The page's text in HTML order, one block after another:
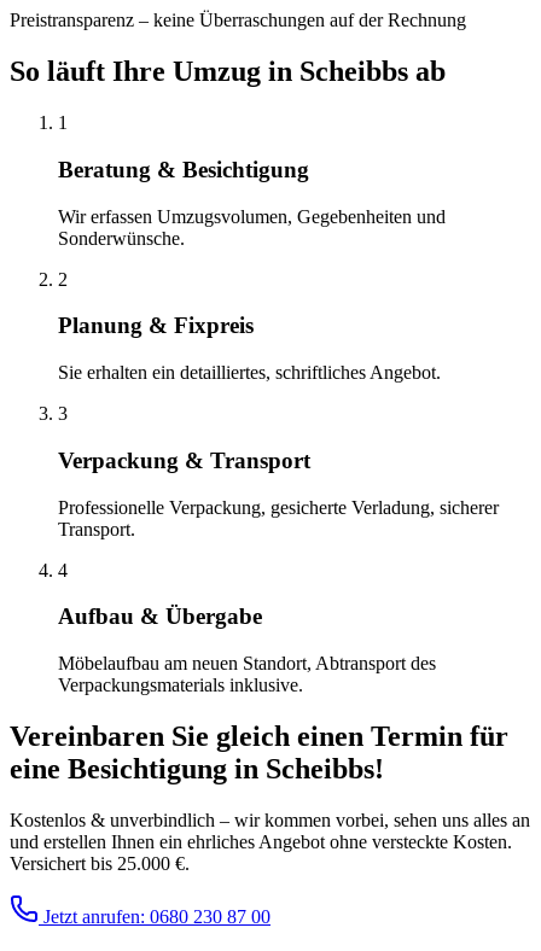
Preistransparenz – keine Überraschungen auf der Rechnung
So läuft Ihre Umzug in Scheibbs ab
1
Beratung & Besichtigung
Wir erfassen Umzugsvolumen, Gegebenheiten und
Sonderwünsche.
2
Planung & Fixpreis
Sie erhalten ein detailliertes, schriftliches Angebot.
3
Verpackung & Transport
Professionelle Verpackung, gesicherte Verladung, sicherer
Transport.
4
Aufbau & Übergabe
Möbelaufbau am neuen Standort, Abtransport des
Verpackungsmaterials inklusive.
Vereinbaren Sie gleich einen Termin für
eine Besichtigung in Scheibbs!
Kostenlos & unverbindlich – wir kommen vorbei, sehen uns alles an
und erstellen Ihnen ein ehrliches Angebot ohne versteckte Kosten.
Versichert bis 25.000 €.
Jetzt anrufen: 0680 230 87 00